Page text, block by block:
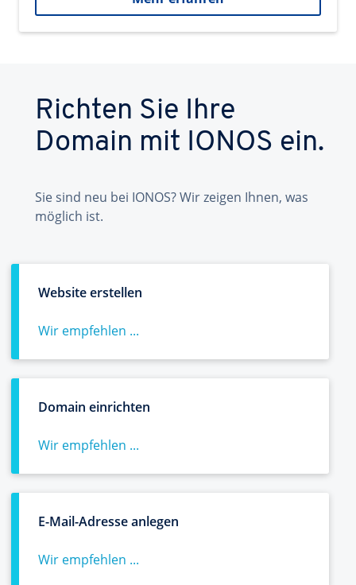
Richten Sie Ihre
Domain mit IONOS ein.
Sie sind neu bei IONOS? Wir zeigen Ihnen, was
möglich ist.
Website erstellen
Wir empfehlen ...
Domain einrichten
Wir empfehlen ...
E-Mail-Adresse anlegen
Wir empfehlen ...